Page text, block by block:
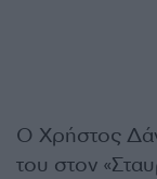
Ο Χρήστος
του στον